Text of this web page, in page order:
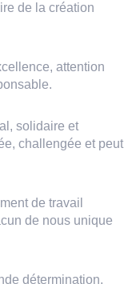
de la création
attention
solidaire et
challengée et peut
de travail
de nous unique
détermination,